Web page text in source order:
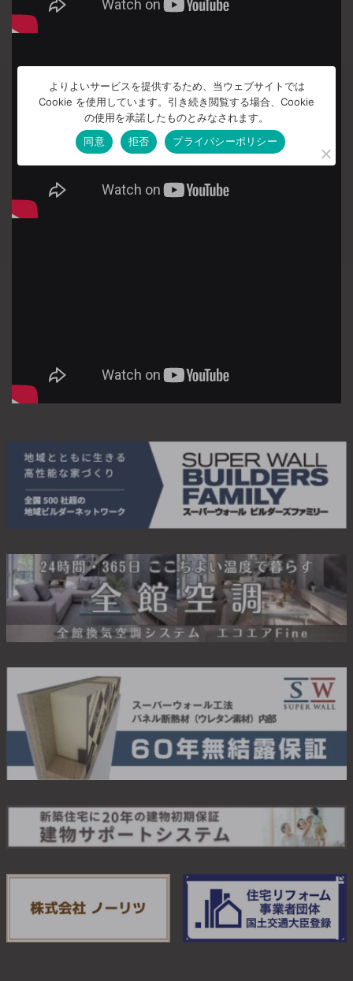
よりよいサービスを提供するため、当ウェブサイトでは
Cookie を使用しています。引き続き閲覧する場合、Cookie
の使用を承諾したものとみなされます。
同意
拒否 プライバシーポリシー